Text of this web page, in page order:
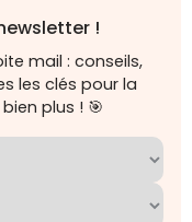
!
mail : conseils,
les clés pour la
plus ! 🎯